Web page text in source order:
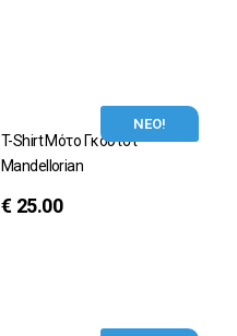
ΝΕΟ!
T-Shirt Μότο Γκούτσι
Mandellorian
€ 25.00